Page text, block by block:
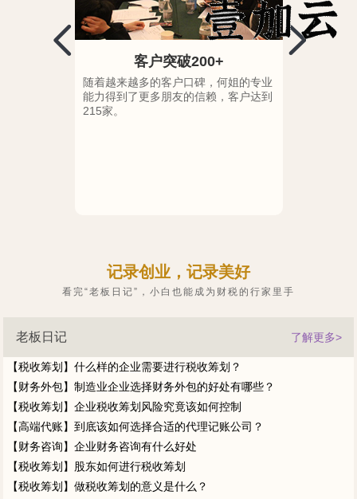
客户突破200+
随着越来越多的客户口碑，何姐的专业
能力得到了更多朋友的信赖，客户达到
215家。
记录创业，记录美好
看完“老板日记”，小白也能成为财税的行家里手
老板日记 了解更多>
【税收筹划】什么样的企业需要进行税收筹划？
【财务外包】制造业企业选择财务外包的好处有哪些？
【税收筹划】企业税收筹划风险究竟该如何控制
【高端代账】到底该如何选择合适的代理记账公司？
【财务咨询】企业财务咨询有什么好处
【税收筹划】股东如何进行税收筹划
【税收筹划】做税收筹划的意义是什么？